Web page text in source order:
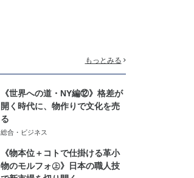
もっとみる
《世界への道・NY編⑫》格差が
開く時代に、物作りで文化を売
る
総合・ビジネス
《物本位＋コトで仕掛ける革小
物のモルフォ㊤》日本の職人技